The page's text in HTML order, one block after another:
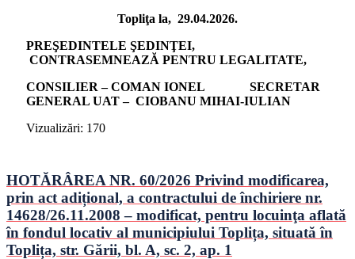
Topliţa la, 29.04.2026.
PREŞEDINTELE ŞEDINŢEI,
CONTRASEMNEAZĂ PENTRU LEGALITATE,
CONSILIER – COMAN IONEL SECRETAR
GENERAL UAT – CIOBANU MIHAI-IULIAN
Vizualizări: 170
HOTĂRÂREA NR. 60/2026 Privind modificarea,
prin act adițional, a contractului de închiriere nr.
14628/26.11.2008 – modificat, pentru locuinţa aflată
în fondul locativ al municipiului Toplița, situată în
Toplița, str. Gării, bl. A, sc. 2, ap. 1